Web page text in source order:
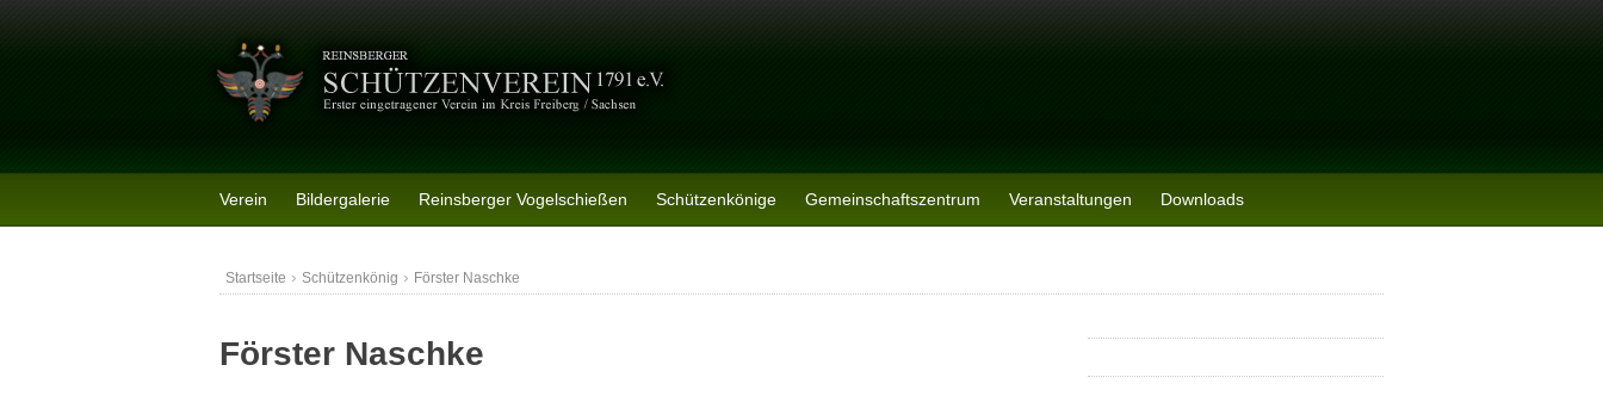
Verein Bildergalerie Reinsberger Vogelschießen Schützenkönige Gemeinschaftszentrum Veranstaltungen Downloads
Startseite › Schützenkönig › Förster Naschke
Förster Naschke